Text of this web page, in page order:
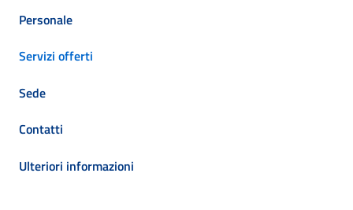
Personale
Servizi offerti
Sede
Contatti
Ulteriori informazioni